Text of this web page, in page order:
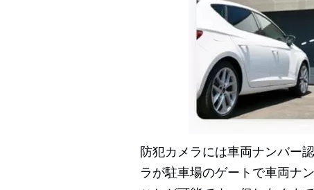
AI顔人認証機能
防犯カメラには車両ナンバー
ラが駐車場のゲートで車両ナ